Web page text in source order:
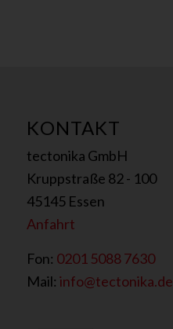
v
e
r
s
t
ä
n
n
s
KONTAKT
tectonika GmbH
Kruppstraße 82 - 100
45145 Essen
Anfahrt
Fon: 0201 5088 7630
Mail: info@tectonika.de